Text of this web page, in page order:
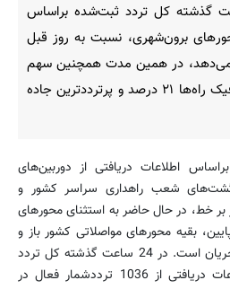
خودرو: در ۲۴ ساعت گذشته کل تردد ثبت‌شده براساس
محورهای برون‌شهری، نسبت به روز قبل
در همین مدت همچنین سهم
وسایل نقلیه سنگین در ترافیک راه‌ها ۲۱ درصد و پرترددترین جاده
اطلاعات دریافتی از دوربین‌های
گشت‌های شعب راهداری سراسر کشور و
خط، در حال حاضر به‌ استثنای محورهای
بقیه محورهای مواصلاتی کشور باز و
تردد در آنها به ‌روال عادی در جریان است. در 24 ساعت گذشته کل تردد
ثبت‌شده براساس آخرین اطلاعات دریافتی از 1036 ترددشمار فعال در